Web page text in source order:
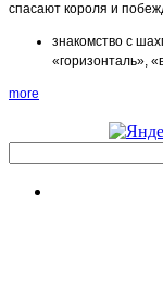
спасают короля и
знакомство с
«горизонталь»,
more